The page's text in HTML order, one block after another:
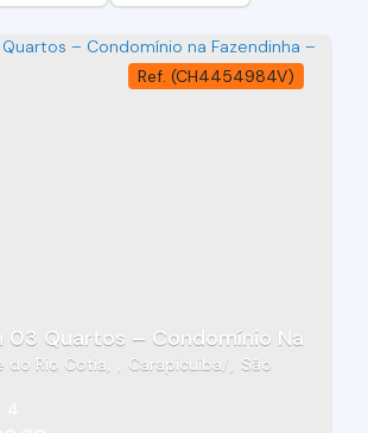
(CH4454984V)
03 Quartos – Condomínio Na
do Rio Cotia Carapicuíba São